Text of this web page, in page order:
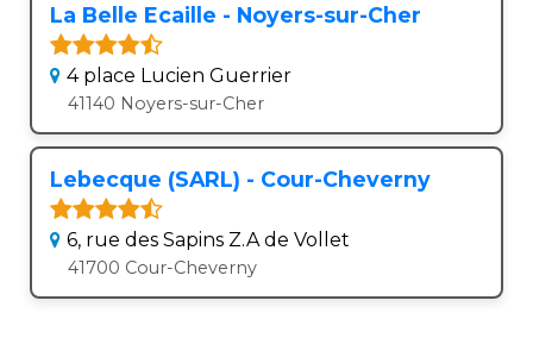
La Belle Ecaille - Noyers-sur-Cher
4 place Lucien Guerrier
41140 Noyers-sur-Cher
Lebecque (SARL) - Cour-Cheverny
6, rue des Sapins Z.A de Vollet
41700 Cour-Cheverny